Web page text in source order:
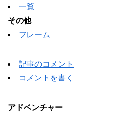
一覧
その他
フレーム
記事のコメント
コメントを書く
アドベンチャー